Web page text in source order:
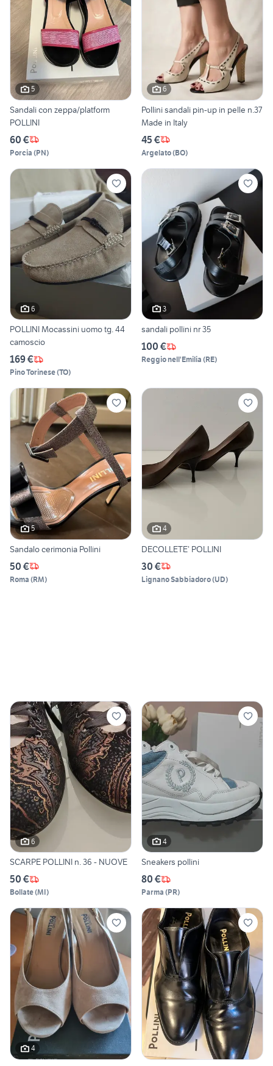
5
Sandali con zeppa/platform
POLLINI
60 €
Porcia (PN)
6
Pollini sandali pin-up in pelle n.37
Made in Italy
45 €
Argelato(BO)
6
POLLINI Mocassini uomo tg. 44
camoscio
169 €
Pino Torinese(TO)
3
sandali pollini nr 35
100 €
Reggio nell'Emilia (RE)
5
Sandalo cerimonia Pollini
50 €
Roma (RM)
4
DECOLLETE’ POLLINI
30 €
Lignano Sabbiadoro(UD)
6
SCARPE POLLINI n. 36 - NUOVE
50 €
Bollate(MI)
4
Sneakers pollini
80 €
Parma (PR)
4